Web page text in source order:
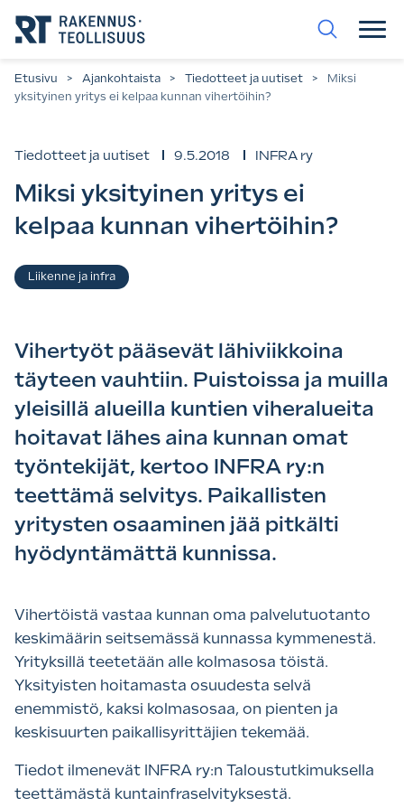
suoraan
sisältöön.
Etusivu > Ajankohtaista > Tiedotteet ja uutiset >
Miksi
yksityinen yritys ei kelpaa kunnan vihertöihin?
Tiedotteet ja uutiset 9.5.2018 INFRA ry
Miksi yksityinen yritys ei
kelpaa kunnan vihertöihin?
Asiasanat
Liikenne ja infra
Vihertyöt pääsevät lähiviikkoina
täyteen vauhtiin. Puistoissa ja muilla
yleisillä alueilla kuntien viheralueita
hoitavat lähes aina kunnan omat
työntekijät, kertoo INFRA ry:n
teettämä selvitys. Paikallisten
yritysten osaaminen jää pitkälti
hyödyntämättä kunnissa.
Vihertöistä vastaa kunnan oma palvelutuotanto
keskimäärin seitsemässä kunnassa kymmenestä.
Yrityksillä teetetään alle kolmasosa töistä.
Yksityisten hoitamasta osuudesta selvä
enemmistö, kaksi kolmasosaa, on pienten ja
keskisuurten paikallisyrittäjien tekemää.
Tiedot ilmenevät INFRA ry:n Taloustutkimuksella
teettämästä kuntainfraselvityksestä.